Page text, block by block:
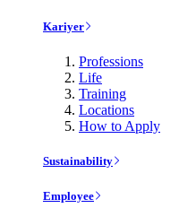
Kariyer
Professions
Life
Training
Locations
How to Apply
Sustainability
Employee